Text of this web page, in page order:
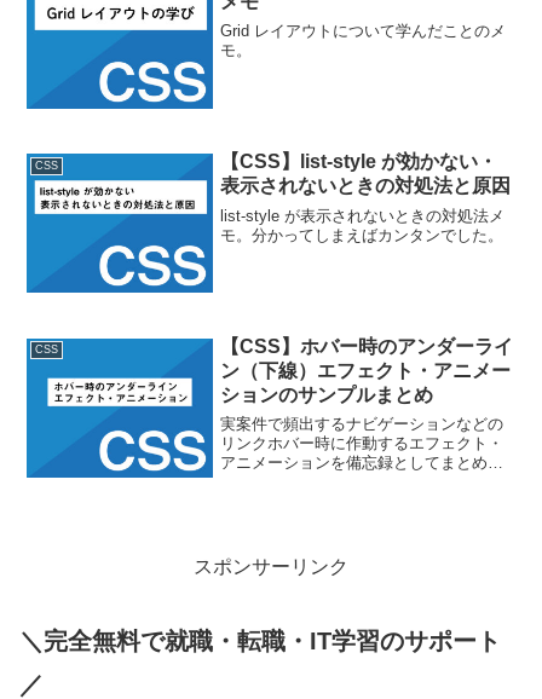
Grid レイアウトについて学んだことのメ
モ。
CSS
【CSS】list-style が効かない・
表示されないときの対処法と原因
list-style が表示されないときの対処法メ
モ。分かってしまえばカンタンでした。
CSS
【CSS】ホバー時のアンダーライ
ン（下線）エフェクト・アニメー
ションのサンプルまとめ
実案件で頻出するナビゲーションなどの
リンクホバー時に作動するエフェクト・
アニメーションを備忘録としてまとめま
スポンサーリンク
＼完全無料で就職・転職・IT学習のサポート
／